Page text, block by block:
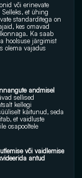
või erinevate
et ühing
standarditega on
kes omavad
Ka saab
hoolsuse järgimist
olema vajadus
andmisel
sellised
kellegi
käitunud, seda
et vaidluste
osapooltele
või vaidlemise
antud